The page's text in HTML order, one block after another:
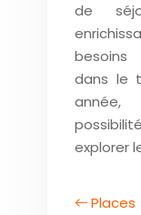
de
besoins
dans le
explorer